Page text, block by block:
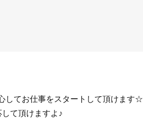
してお仕事をスタートして頂けます☆
て頂けますよ♪